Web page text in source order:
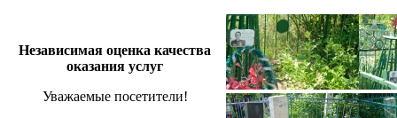
Независимая оценка качества
оказания услуг
Уважаемые посетители!